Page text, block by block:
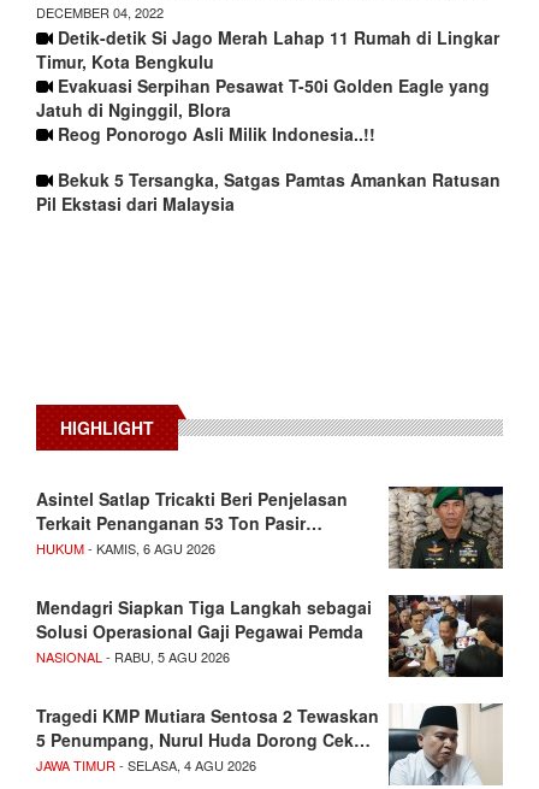
DECEMBER 04, 2022
Detik-detik Si Jago Merah Lahap 11 Rumah di Lingkar
Timur, Kota Bengkulu
Evakuasi Serpihan Pesawat T-50i Golden Eagle yang
Jatuh di Nginggil, Blora
Reog Ponorogo Asli Milik Indonesia..!!
Bekuk 5 Tersangka, Satgas Pamtas Amankan Ratusan
Pil Ekstasi dari Malaysia
HIGHLIGHT
Asintel Satlap Tricakti Beri Penjelasan
Terkait Penanganan 53 Ton Pasir…
HUKUM- KAMIS, 6 AGU 2026
Mendagri Siapkan Tiga Langkah sebagai
Solusi Operasional Gaji Pegawai Pemda
NASIONAL - RABU, 5 AGU 2026
Tragedi KMP Mutiara Sentosa 2 Tewaskan
5 Penumpang, Nurul Huda Dorong Cek…
JAWA TIMUR - SELASA, 4 AGU 2026